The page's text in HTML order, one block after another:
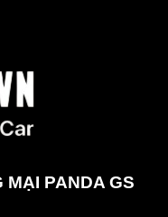
MẠI PANDA GS